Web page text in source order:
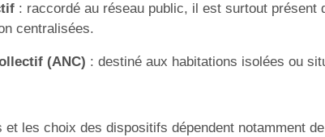
: raccordé au réseau public, il est surtout
centralisées.
(ANC) : destiné aux habitations isolées ou
les choix des dispositifs dépendent notamment